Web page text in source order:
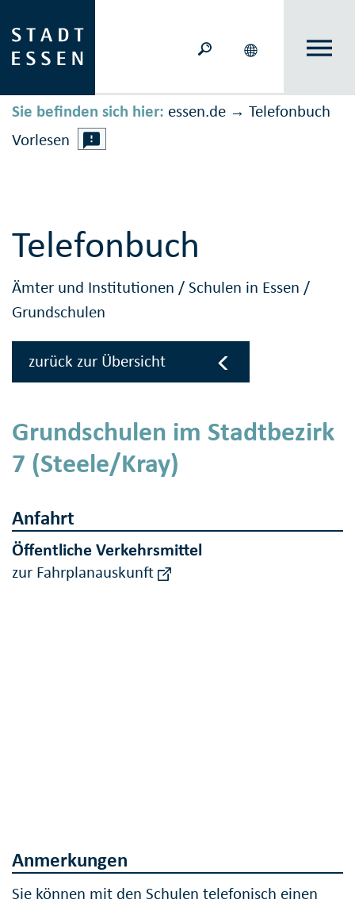
Sie befinden sich hier: essen.de → Telefonbuch
Vorlesen
Telefonbuch
Ämter und Institutionen /Schulen in Essen /
Grundschulen
zurück zur Übersicht
Grundschulen im Stadtbezirk
7 (Steele/Kray)
Anfahrt
Öffentliche Verkehrsmittel
zur Fahrplanauskunft
Anmerkungen
Sie können mit den Schulen telefonisch einen